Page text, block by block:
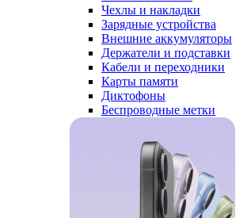
Чехлы и накладки
Зарядные устройства
Внешние аккумуляторы
Держатели и подставки
Кабели и переходники
Карты памяти
Диктофоны
Беспроводные метки